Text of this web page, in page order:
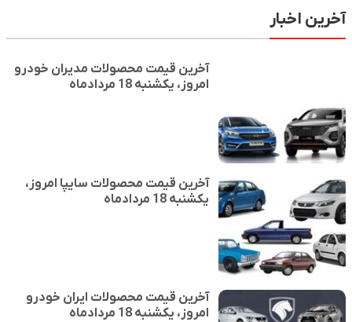
آخرین قیمت محصولات مدیران خودرو
امروز، یکشنبه 18 مردادماه
آخرین قیمت محصولات سایپا امروز،
یکشنبه 18 مردادماه
آخرین قیمت محصولات ایران خودرو
امروز، یکشنبه 18 مردادماه